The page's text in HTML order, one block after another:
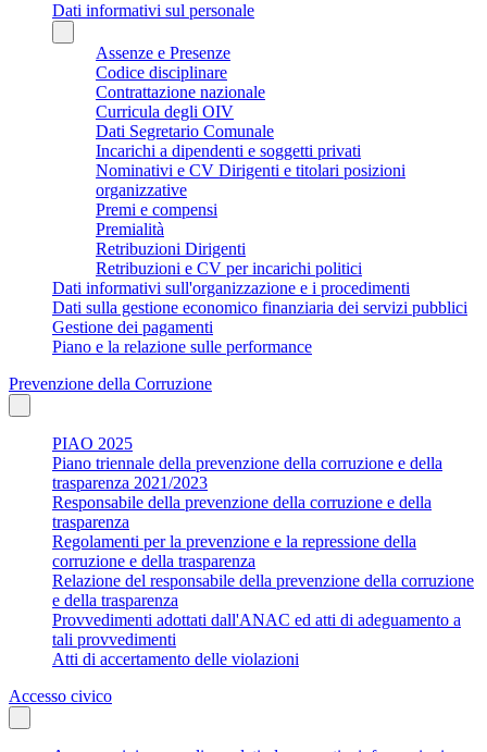
Dati informativi sul personale
Assenze e Presenze
Codice disciplinare
Contrattazione nazionale
Curricula degli OIV
Dati Segretario Comunale
Incarichi a dipendenti e soggetti privati
Nominativi e CV Dirigenti e titolari posizioni
organizzative
Premi e compensi
Premialità
Retribuzioni Dirigenti
Retribuzioni e CV per incarichi politici
Dati informativi sull'organizzazione e i procedimenti
Dati sulla gestione economico finanziaria dei servizi pubblici
Gestione dei pagamenti
Piano e la relazione sulle performance
Prevenzione della Corruzione
PIAO 2025
Piano triennale della prevenzione della corruzione e della
trasparenza 2021/2023
Responsabile della prevenzione della corruzione e della
trasparenza
Regolamenti per la prevenzione e la repressione della
corruzione e della trasparenza
Relazione del responsabile della prevenzione della corruzione
e della trasparenza
Provvedimenti adottati dall'ANAC ed atti di adeguamento a
tali provvedimenti
Atti di accertamento delle violazioni
Accesso civico